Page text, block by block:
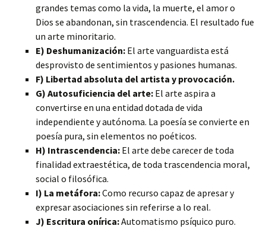
grandes temas como la vida, la muerte, el amor o
Dios se abandonan, sin trascendencia. El resultado fue
un arte minoritario.
E) Deshumanización: El arte vanguardista está
desprovisto de sentimientos y pasiones humanas.
F) Libertad absoluta del artista y provocación.
G) Autosuficiencia del arte: El arte aspira a
convertirse en una entidad dotada de vida
independiente y autónoma. La poesía se convierte en
poesía pura, sin elementos no poéticos.
H) Intrascendencia: El arte debe carecer de toda
finalidad extraestética, de toda trascendencia moral,
social o filosófica.
I) La metáfora:Como recurso capaz de apresar y
expresar asociaciones sin referirse a lo real.
J) Escritura onírica:Automatismo psíquico puro.